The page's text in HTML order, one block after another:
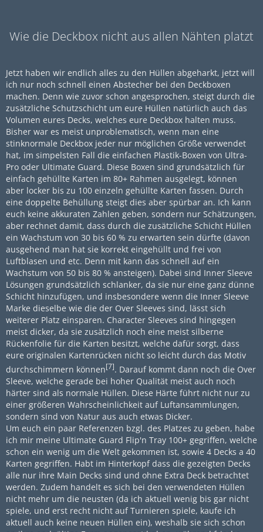
Wie die Deckbox nicht aus allen Nähten platzt
Jetzt haben wir endlich alles zu den Hüllen abgeharkt, jetzt will
ich nur noch schnell einen Abstecher bei den Deckboxen
machen. Denn wie zuvor schon angesprochen, steigt durch die
zusätzliche Schutzschicht um eure Hüllen natürlich auch das
Volumen eures Decks, welches eure Deckbox halten muss.
Bisher war es meist unproblematisch, wenn man eine
stinknormale Deckbox jeder nur möglichen Größe verwendet
hat, im simpelsten Fall die einfachen Plastik-Boxen von Ultra-
Pro oder Ultimate Guard. Diese Boxen sind grundsätzlich für
einfach gehüllte Karten im 80+ Rahmen ausgelegt, können
aber locker bis zu 100 einzeln gehüllte Karten fassen. Durch
eine doppelte Behüllung steigt dies aber spürbar an. Ich kann
euch keine akkuraten Zahlen geben, sondern nur Schätzungen,
aber rechnet damit, dass durch die zusätzliche Schicht Hüllen
ein Wachstum von 30 bis 60 % zu erwarten sein dürfte (davon
ausgehend man hat sie korrekt eingehüllt und frei von
Luftblasen und etc. Denn mit kann das schnell auf ein
Wachstum von 50 bis 80 % ansteigen). Dabei sind Inner Sleeve
Lösungen grundsätzlich schlanker, da sie nur eine ganz dünne
Schicht hinzufügen, und insbesondere wenn die Inner Sleeve
Marke dieselbe wie die der Over Sleeves sind, lässt sich
weiterer Platz einsparen. Character Sleeves sind hingegen
meist dicker, da sie zusätzlich noch eine meist silberne
Rückenfolie für die Karten besitzt, welche dafür sorgt, dass
eure originalen Kartenrücken nicht so leicht durch das Motiv
durchschimmern können[7]. Darauf kommt dann noch die Over
Sleeve, welche gerade bei hoher Qualität meist auch noch
härter sind als normale Hüllen. Diese Härte führt nicht nur zu
einer größeren Wahrscheinlichkeit auf Luftansammlungen,
sondern sind von Natur aus auch etwas Dicker.
Um euch ein paar Referenzen bzgl. des Platzes zu geben, habe
ich mir meine Ultimate Guard Flip'n Tray 100+ gegriffen, welche
schon ein wenig um die Welt gekommen ist, sowie 4 Decks a 40
Karten gegriffen. Habt im Hinterkopf dass die gezeigten Decks
alle nur ihre Main Decks sind und ohne Extra Deck betrachtet
werden. Zudem handelt es sich bei den verwendeten Hüllen
nicht mehr um die neusten (da ich aktuell wenig bis gar nicht
spiele, und erst recht nicht auf Turnieren spiele, kaufe ich
aktuell auch keine neuen Hüllen ein), weshalb sie sich schon